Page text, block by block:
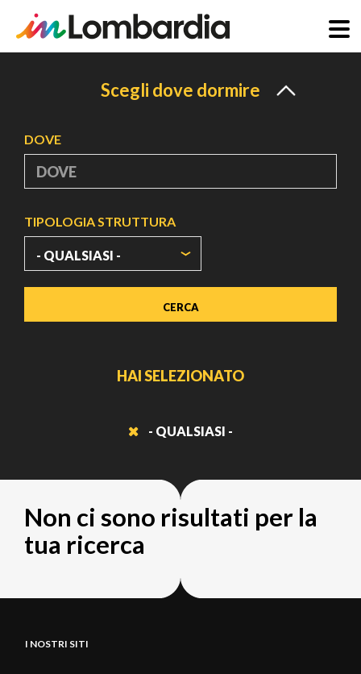
Scegli dove dormire
DOVE
TIPOLOGIA STRUTTURA
HAI SELEZIONATO
- QUALSIASI -
Non ci sono risultati per la
tua ricerca
I NOSTRI SITI